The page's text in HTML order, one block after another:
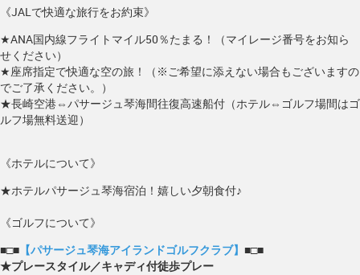
《JALで快適な旅行をお約束》
★ANA国内線フライトマイル50％たまる！（マイレージ番号をお知ら
せください）
★座席指定で快適な空の旅！（※ご希望に添えない場合もございますの
でご了承ください。）
★長崎空港⇔パサージュ琴海間往復高速船付（ホテル⇔ゴルフ場間はゴ
ルフ場無料送迎）
《ホテルについて》
★ホテルパサージュ琴海宿泊！嬉しい夕朝食付♪
《ゴルフについて》
■□■ 【パサージュ琴海アイランドゴルフクラブ】 ■□■
★プレースタイル／キャディ付徒歩プレー